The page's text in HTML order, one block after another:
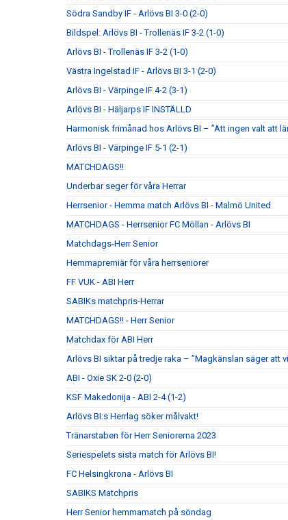
Södra Sandby IF - Arlövs BI 3-0 (2-0)
Bildspel: Arlövs BI - Trollenäs IF 3-2 (1-0)
Arlövs BI - Trollenäs IF 3-2 (1-0)
Västra Ingelstad IF - Arlövs BI 3-1 (2-0)
Arlövs BI - Värpinge IF 4-2 (3-1)
Arlövs BI - Häljarps IF INSTÄLLD
Harmonisk frimånad hos Arlövs BI – ”Att ingen valt att
Arlövs BI - Värpinge IF 5-1 (2-1)
MATCHDAGS!!
Underbar seger för våra Herrar
Herrsenior - Hemma match Arlövs BI - Malmö United
MATCHDAGS - Herrsenior FC Möllan - Arlövs BI
Matchdags-Herr Senior
Hemmapremiär för våra herrseniorer
FF VUK - ABI Herr
SABIKs matchpris-Herrar
MATCHDAGS!! - Herr Senior
Matchdax för ABI Herr
Arlövs BI siktar på tredje raka – ”Magkänslan säger att
ABI - Oxie SK 2-0 (2-0)
KSF Makedonija - ABI 2-4 (1-2)
Arlövs BI:s Herrlag söker målvakt!
Tränarstaben för Herr Seniorerna 2023
Seriespelets sista match för Arlövs BI!
FC Helsingkrona - Arlövs BI
SABIKS Matchpris
Herr Senior hemmamatch på söndag